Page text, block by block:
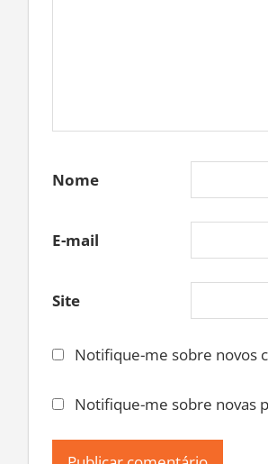
Nome
E-mail
Site
Notifique-me sobre novos
Notifique-me sobre novas